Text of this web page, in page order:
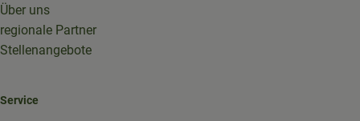
Über uns
regionale Partner
Stellenangebote
Service